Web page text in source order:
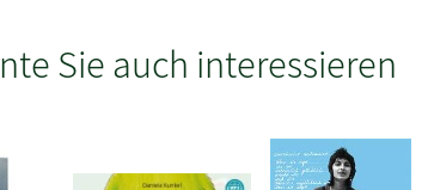
Sie auch interessieren